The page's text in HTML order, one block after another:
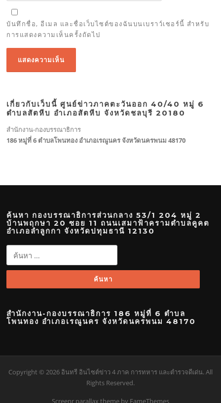
บันทึกชื่อ, อีเมล และชื่อเว็บไซต์ของฉันบนเบราว์เซอร์นี้ สำหรับ
การแสดงความเห็นครั้งถัดไป
เกี่ยวกับเว็บนี้ ศูนย์ข่าวภาคตะวันออก 40/40 หมู่ 6
ตำบลสัตหีบ อำเภอสัตหีบ จังหวัดชลบุรี 20180
สำนักงาน-กองบรรณาธิการ
186 หมู่ที่ 6 ตำบลโพนทอง อำเภอเรณูนคร จังหวัดนครพนม 48170
ค้นหา กองบรรณาธิการส่วนกลาง 53/1 204 หมู่ 2
บ้านพฤกษา 20 ซอย 11 ถนนเสมาฟ้าครามตำบลคูคต
อำเภอลำลูกกา จังหวัดปทุมธานี 12130
ค้นหา
สำหรับ:
สำนักงาน-กองบรรณาธิการ 186 หมู่ที่ 6 ตำบล
โพนทอง อำเภอเรณูนคร จังหวัดนครพนม 48170
Copyright © 2026 อินทรี อินไซต์ข่าว 4 ภาค การทหาร และตำรวจดีเด่น. All
Rights Reserved.
Screenr parallax theme by FameThemes